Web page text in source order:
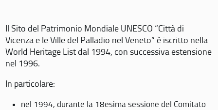
Il Sito del Patrimonio Mondiale UNESCO “Città di
Vicenza e le Ville del Palladio nel Veneto” è iscritto nella
World Heritage List dal 1994, con successiva estensione
nel 1996.
In particolare:
nel 1994, durante la 18esima sessione del Comitato